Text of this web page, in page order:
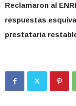
Reclamaron al
respuestas
prestataria